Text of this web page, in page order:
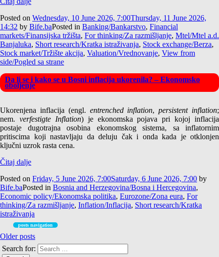
Posted on Wednesday, 10 June 2026, 7:00Thursday, 11 June 2026,
14:32 by Bife.baPosted in Banking/Bankarstvo, Financial
markets/Finansijska tržišta, For thinking/Za razmišljanje, Mtel/Mtel a.d.
Banjaluka, Short research/Kratka istraživanja, Stock exchange/Berza,
Stock market/Tržište akcija, Valuation/Vrednovanje, View from
side/Pogled sa strane
Da li se i kako se u Bosni inflacija ukorenila? – Ekonomsko
oboljenje
Ukorenjena inflacija (engl. entrenched inflation,persistent inflation;
nem. verfestigte Inflation) je ekonomska pojava pri kojoj inflacija
postaje dugotrajna osobina ekonomskog sistema, sa inflatornim
pritiscima koji nastavljaju da deluju čak i onda kada je otklonjen
ključni uzrok rasta cena.
Čitaj dalje
Posted on Friday, 5 June 2026, 7:00Saturday, 6 June 2026, 7:00 by
Bife.baPosted in Bosnia and Herzegovina/Bosna i Hercegovina,
Economic policy/Ekonomska politika, Eurozone/Zona eura, For
thinking/Za razmišljanje, Inflation/Inflacija, Short research/Kratka
istraživanja
posts navigation
Older posts
Search for: